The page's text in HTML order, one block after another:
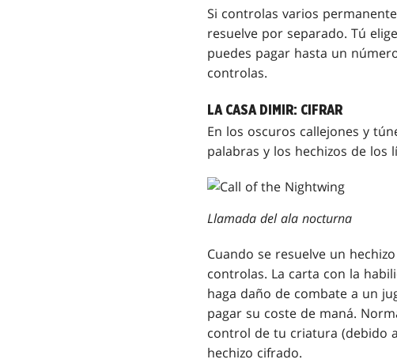
Si controlas varios
resuelve por separado. Tú
puedes pagar hasta un
controlas.
LA CASA DIMIR: CIFRAR
En los oscuros callejones y
palabras y los hechizos de los
Llamada del ala nocturna
Cuando se resuelve un
controlas. La carta con la
haga daño de combate a un
pagar su coste de maná.
control de tu criatura (debido
hechizo cifrado.